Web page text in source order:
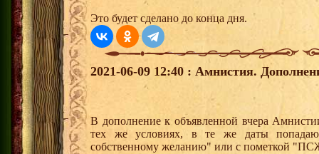
Это будет сделано до конца дня.
2021-06-09 12:40 : Амнистия.
В дополнение к объявленной вчера
тех же условиях, в те же даты
собственному желанию" или с пометкой